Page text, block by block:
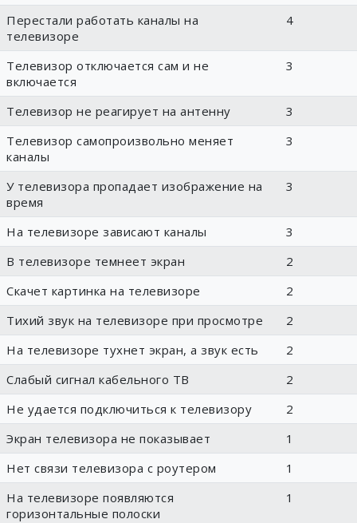
Перестали работать каналы на
телевизоре
4
Телевизор отключается сам и не
включается
3
Телевизор не реагирует на антенну
3
Телевизор самопроизвольно меняет
каналы
3
У телевизора пропадает изображение на
время
3
На телевизоре зависают каналы
3
В телевизоре темнеет экран
2
Скачет картинка на телевизоре
2
Тихий звук на телевизоре при просмотре
2
На телевизоре тухнет экран, а звук есть
2
Слабый сигнал кабельного ТВ
2
Не удается подключиться к телевизору
2
Экран телевизора не показывает
1
Нет связи телевизора с роутером
1
На телевизоре появляются
горизонтальные полоски
1